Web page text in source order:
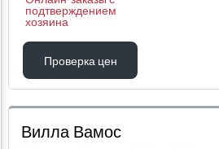
подтверждением
хозяина
Проверка цен
Проверка цен
Вилла Вамос